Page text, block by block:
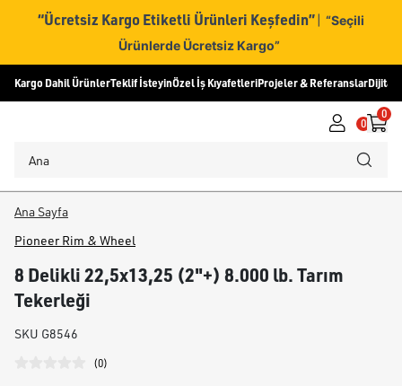
“Ücretsiz Kargo Etiketli Ürünleri Keşfedin” | “Seçili
Ürünlerde Ücretsiz Kargo”
Kargo Dahil ÜrünlerTeklif İsteyinÖzel İş KıyafetleriProjeler & ReferanslarDijital
0
0
Ana Sayfa
Pioneer Rim & Wheel
8 Delikli 22,5x13,25 (2"+) 8.000 lb. Tarım
Tekerleği
SKU G8546
(0)